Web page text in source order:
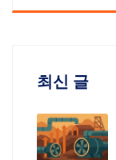
최신 글